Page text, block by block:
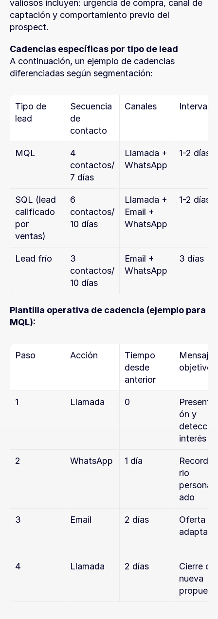
valiosos incluyen: urgencia de compra, canal de
captación y comportamiento previo del
prospect.
Cadencias específicas por tipo de lead
A continuación, un ejemplo de cadencias
diferenciadas según segmentación:
Tipo de
lead
Secuencia
de
contacto
Canales
MQL
4
contactos/
7 días
Llamada +
WhatsApp
1-2 días
SQL (lead
calificado
por
ventas)
6
contactos/
10 días
Llamada +
Email +
WhatsApp
1-2 días
Lead frío
3
contactos/
10 días
Email +
WhatsApp
3 días
Plantilla operativa de cadencia (ejemplo para
MQL):
Paso Acción
Tiempo
desde
anterior
Mensaje
objetivo
1 Llamada 0
ón y
interés
2 WhatsApp 1 día
rio
ado
3 Email 2 días
Oferta
adaptada
4 Llamada 2 días
Cierre o
nueva